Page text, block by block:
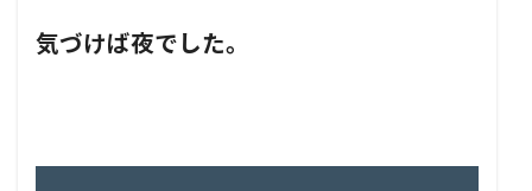
気づけば夜でした。